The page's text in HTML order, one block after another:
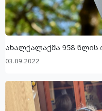
ახალქალაქმა 958 წლის
03.09.2022